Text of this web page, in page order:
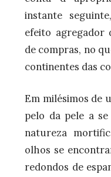
instante
efeito agregador
de compras, no
continentes das
Em milésimos de
pelo da pele a
natureza
olhos se
redondos de